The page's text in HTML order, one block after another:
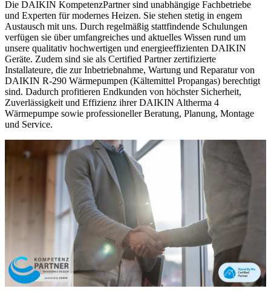
Die DAIKIN KompetenzPartner sind unabhängige Fachbetriebe
und Experten für modernes Heizen. Sie stehen stetig in engem
Austausch mit uns. Durch regelmäßig stattfindende Schulungen
verfügen sie über umfangreiches und aktuelles Wissen rund um
unsere qualitativ hochwertigen und energieeffizienten DAIKIN
Geräte. Zudem sind sie als Certified Partner zertifizierte
Installateure, die zur Inbetriebnahme, Wartung und Reparatur von
DAIKIN R-290 Wärmepumpen (Kältemittel Propangas) berechtigt
sind. Dadurch profitieren Endkunden von höchster Sicherheit,
Zuverlässigkeit und Effizienz ihrer DAIKIN Altherma 4
Wärmepumpe sowie professioneller Beratung, Planung, Montage
und Service. ​